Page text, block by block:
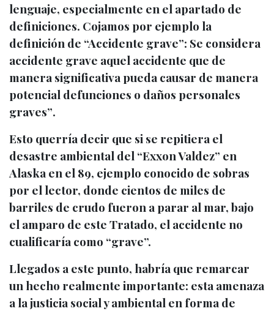
lenguaje, especialmente en el apartado de
definiciones. Cojamos por ejemplo la
definición de “Accidente grave”: Se considera
accidente grave aquel accidente que de
manera significativa pueda causar de manera
potencial defunciones o daños personales
graves”.
Esto querría decir que si se repitiera el
desastre ambiental del “Exxon Valdez” en
Alaska en el 89, ejemplo conocido de sobras
por el lector, donde cientos de miles de
barriles de crudo fueron a parar al mar, bajo
el amparo de este Tratado, el accidente no
cualificaría como “grave”.
Llegados a este punto, habría que remarcar
un hecho realmente importante: esta amenaza
a la justicia social y ambiental en forma de